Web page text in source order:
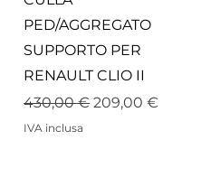
PED/AGGREGATO
SUPPORTO PER
RENAULT CLIO II
Prezzo regolare
430,00 € Prezzo scontato
209,00 €
IVA inclusa